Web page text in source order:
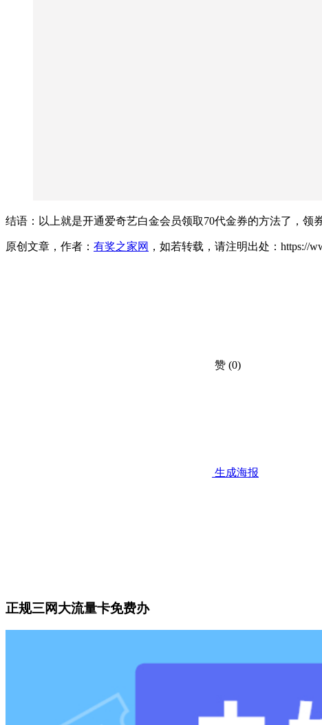
结语：以上就是开通爱奇艺白金会员领取70代金券的方法了，领
原创文章，作者： 有奖之家网 ，如若转载，请注明出处：https://
赞 (0)
生成海报
正规三网大流量卡免费办